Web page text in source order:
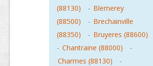
(88130)
- Blemerey
(88500)
- Brechainville
(88350)
- Bruyeres (88600)
- Chantraine (88000)
-
Charmes (88130)
-